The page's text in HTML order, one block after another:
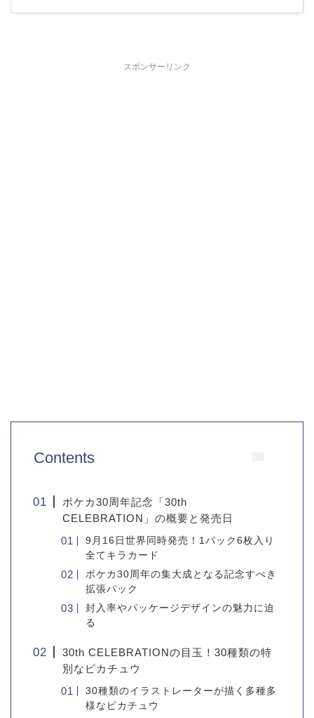
スポンサーリンク
Contents
ポケカ30周年記念「30th
CELEBRATION」の概要と発売日
9月16日世界同時発売！1パック6枚入り
全てキラカード
ポケカ30周年の集大成となる記念すべき
拡張パック
封入率やパッケージデザインの魅力に迫
る
30th CELEBRATIONの目玉！30種類の特
別なピカチュウ
30種類のイラストレーターが描く多種多
様なピカチュウ